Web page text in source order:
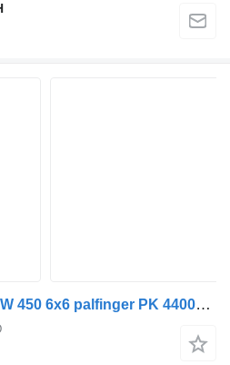
IVECO Trakker AT 380 TW 450 6x6 palfinger PK 44002 E6